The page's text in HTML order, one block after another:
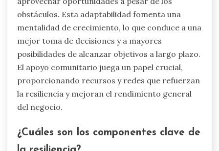
obstáculos. Esta adaptabilidad fomenta una
mentalidad de crecimiento, lo que conduce a una
mejor toma de decisiones y a mayores
posibilidades de alcanzar objetivos a largo plazo.
El apoyo comunitario juega un papel crucial,
proporcionando recursos y redes que refuerzan
la resiliencia y mejoran el rendimiento general
del negocio.
¿Cuáles son los componentes clave de